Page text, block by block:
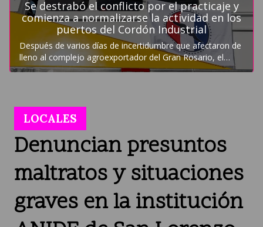
Denuncian presuntos
maltratos y situaciones
graves en la institución
LOCALES